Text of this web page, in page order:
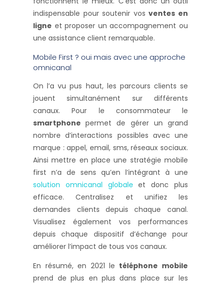
indispensable pour soutenir vosventes en
ligne et proposer un accompagnement ou
une assistance client remarquable.
Mobile First ? oui mais avec une approche
omnicanal
On l’a vu pus haut, les parcours clients se
jouent simultanément sur différents
canaux. Pour le consommateur le
smartphonepermet de gérer un grand
nombre d’interactions possibles avec une
marque : appel, email, sms, réseaux sociaux.
Ainsi mettre en place une stratégie mobile
first n’a de sens qu’en l’intégrant à une
solution omnicanal globale et donc plus
efficace. Centralisez et unifiez les
demandes clients depuis chaque canal.
Visualisez également vos performances
depuis chaque dispositif d’échange pour
améliorer l’impact de tous vos canaux.
En résumé, en 2021 le téléphone mobile
prend de plus en plus dans place sur les